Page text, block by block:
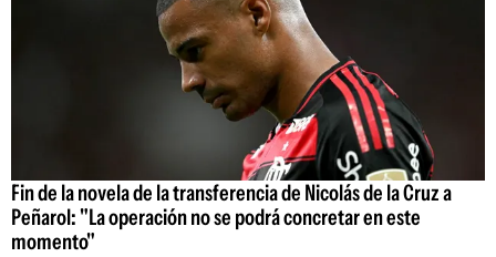
Fin de la novela de la transferencia de Nicolás de la Cruz a
Peñarol: "La operación no se podrá concretar en este
momento"